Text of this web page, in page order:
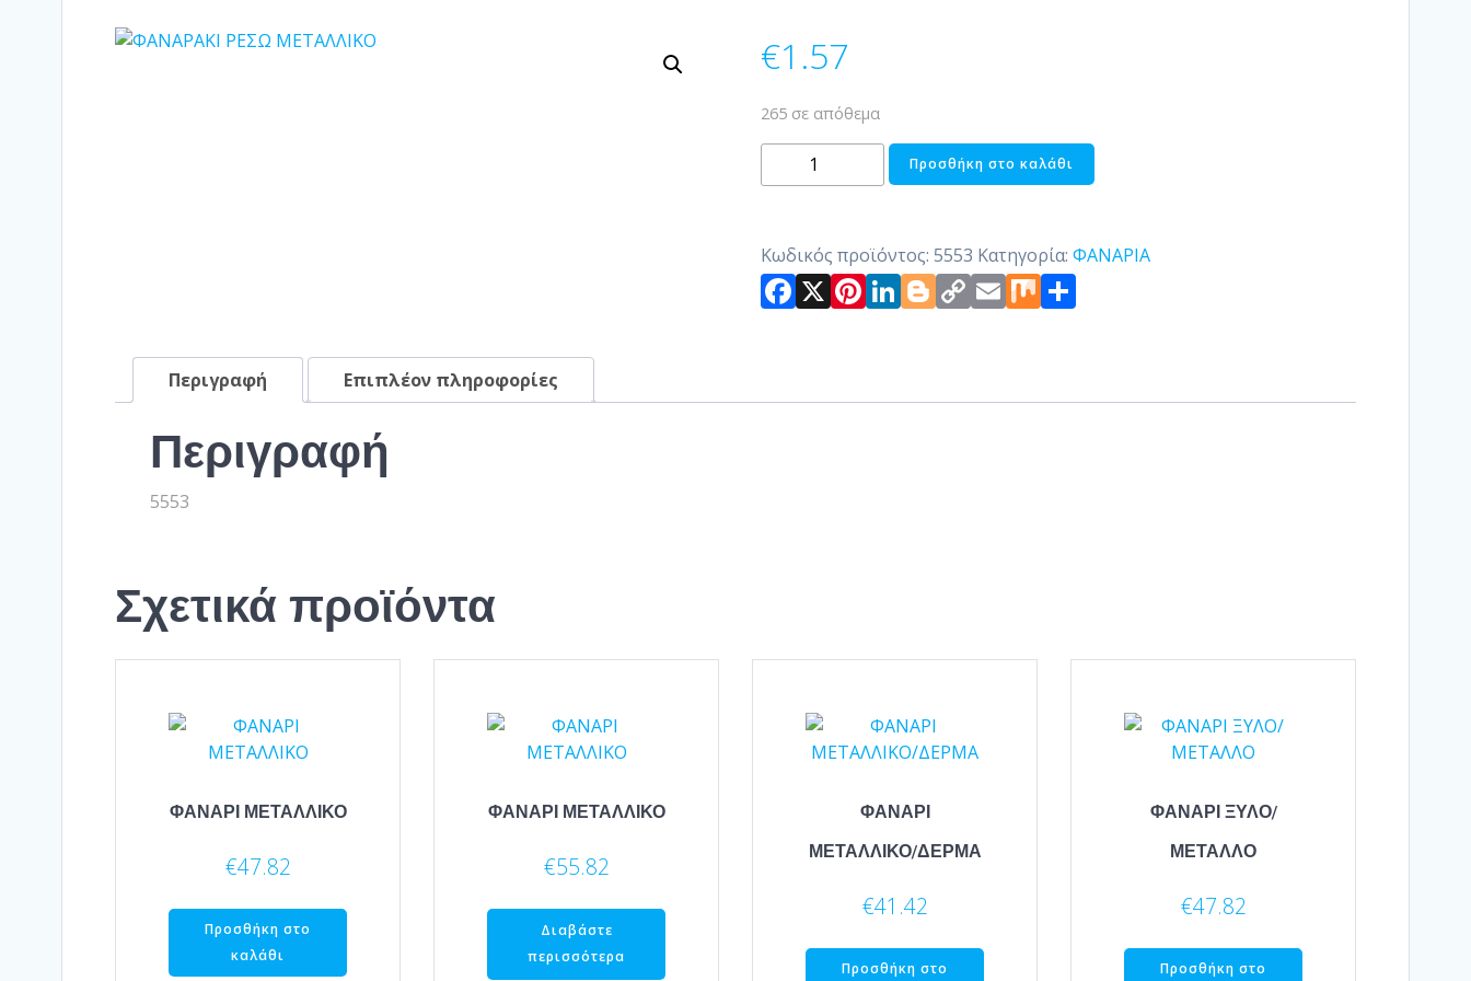
€1.57
265 σε απόθεμα
ΦΑΝΑΡΑΚΙ
ΡΕΣΩ
Προσθήκη στο καλάθι
Κωδικός προϊόντος: 5553 Κατηγορία: ΦΑΝΑΡΙΑ
Facebook
X Pinterest
LinkedIn
Blogger
Copy
Link
Email
MixΜοιραστείτε
Περιγραφή Επιπλέον πληροφορίες
Περιγραφή
5553
Σχετικά προϊόντα
ΦΑΝΑΡΙ ΜΕΤΑΛΛΙΚΟ
€47.82
Προσθήκη στο
καλάθι
ΦΑΝΑΡΙ ΜΕΤΑΛΛΙΚΟ
€55.82
Διαβάστε
περισσότερα
ΦΑΝΑΡΙ
ΜΕΤΑΛΛΙΚΟ/ΔΕΡΜΑ
€41.42
Προσθήκη στο
ΦΑΝΑΡΙ ΞΥΛΟ/
ΜΕΤΑΛΛΟ
€47.82
Προσθήκη στο